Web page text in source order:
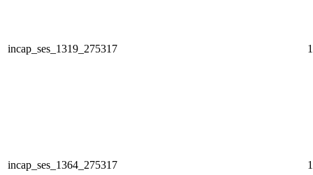
incap_ses_1319_275317
incap_ses_1364_275317